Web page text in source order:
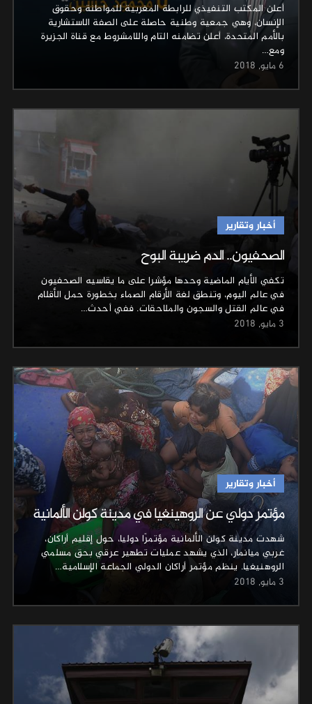
أعلن المكتب التنفيذي للرابطة المغربية للمواطنة وحقوق
الإنسان، وهي جمعية وطنية حاصلة على الصفة الاستشارية
بالأمم المتحدة، أعلن تضامنه التام واللامشروط مع قناة الجزيرة
ومع…
6 مايو, 2018
أخبار وتقارير
الصحفيون.. الدم ضريبة البوح
تكفي الأيام الماضية وحدها مؤشرا على ما يقاسيه الصحفيون
في عالم اليوم، وتنطق لغة الأرقام الصماء بخطورة حمل الأقلام
في عالم القتل والسجون والملاحقات. ففي أحدث…
3 مايو, 2018
أخبار وتقارير
مؤتمر دولي عن الروهينغيا في مدينة كولن الألمانية
شهدت مدينة كولن الألمانية مؤتمرًا دوليا، حول إقليم أراكان،
غربي ميانمار، الذي يشهد عمليات تطهير عرقي بحق مسلمي
الروهنيغيا. ينظم مؤتمر أراكان الدولي الجماعة الإسلامية…
3 مايو, 2018